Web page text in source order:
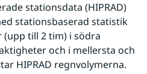
stationsdata (HIPRAD)
stationsbaserad statistik
till 2 tim) i södra
och i mellersta och
HIPRAD regnvolymerna.